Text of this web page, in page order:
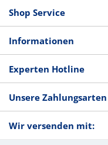
Shop Service
Informationen
Experten Hotline
Unsere Zahlungsarten
Wir versenden mit: